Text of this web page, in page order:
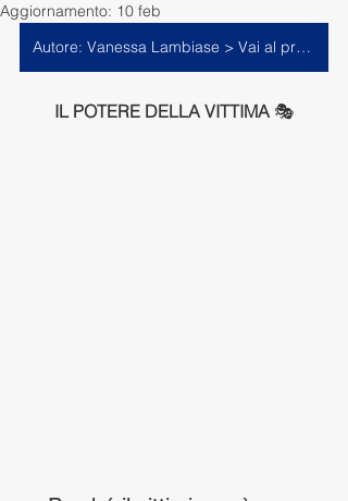
Aggiornamento: 10 feb
Autore: Vanessa Lambiase > Vai al profilo
IL POTERE DELLA VITTIMA 🎭